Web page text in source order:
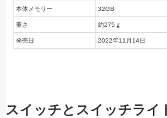
本体メモリー 32GB
重さ 約275ｇ
発売日 2022年11月14日
スイッチとスイッチライ